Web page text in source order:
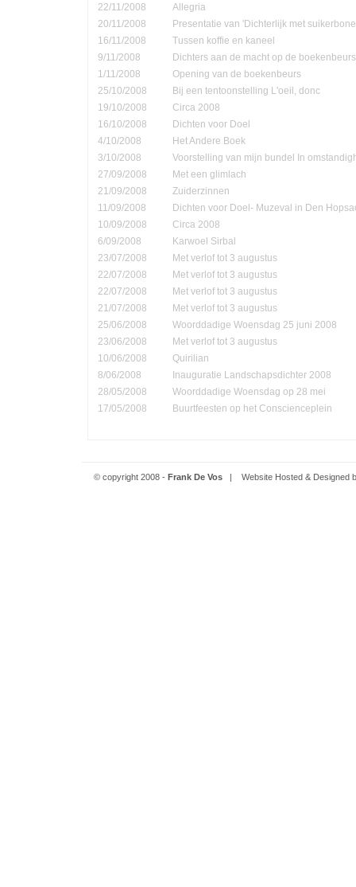
22/11/2008
Allegria
20/11/2008
Presentatie van 'Dichterlijk met
16/11/2008
Tussen koffie en kaneel
9/11/2008
Dichters aan de macht op de boekenbeurs
1/11/2008
Opening van de boekenbeurs
25/10/2008
Bij een tentoonstelling L'oeil, donc
19/10/2008
Circa 2008
16/10/2008
Dichten voor Doel
4/10/2008
Het Andere Boek
3/10/2008
Voorstelling van mijn bundel In
27/09/2008
Met een glimlach
21/09/2008
Zuiderzinnen
11/09/2008
Dichten voor Doel- Muzeval in Den
10/09/2008
Circa 2008
6/09/2008
Karwoel Sirbal
23/07/2008
Met verlof tot 3 augustus
22/07/2008
Met verlof tot 3 augustus
22/07/2008
Met verlof tot 3 augustus
21/07/2008
Met verlof tot 3 augustus
25/06/2008
Woorddadige Woensdag 25 juni 2008
23/06/2008
Met verlof tot 3 augustus
10/06/2008
Quirilian
8/06/2008
Inauguratie Landschapsdichter 2008
28/05/2008
Woorddadige Woensdag op 28 mei
17/05/2008
Buurtfeesten op het Conscienceplein
© copyright 2008 - Frank De Vos| Website Hosted & Designed